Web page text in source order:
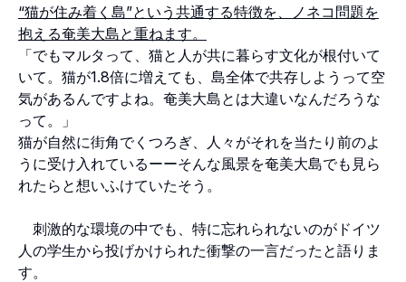
“猫が住み着く島”という共通する特徴を、ノネコ問題を
抱える奄美大島と重ねます。
「でもマルタって、猫と人が共に暮らす文化が根付いて
いて。猫が1.8倍に増えても、島全体で共存しようって空
気があるんですよね。奄美大島とは大違いなんだろうな
って。」
猫が自然に街角でくつろぎ、人々がそれを当たり前のよ
うに受け入れているーーそんな風景を奄美大島でも見ら
れたらと想いふけていたそう。
刺激的な環境の中でも、特に忘れられないのがドイツ
人の学生から投げかけられた衝撃の一言だったと語りま
す。